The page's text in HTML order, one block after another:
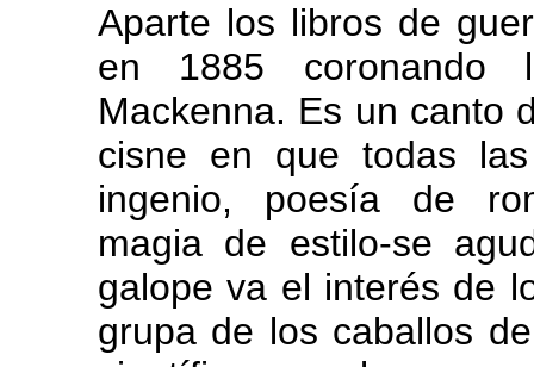
Aparte los libros de
en 1885 coronando
Mackenna. Es un canto
cisne en que todas
ingenio, poesía de
magia de estilo-se
galope va el interés de
grupa de los caballos